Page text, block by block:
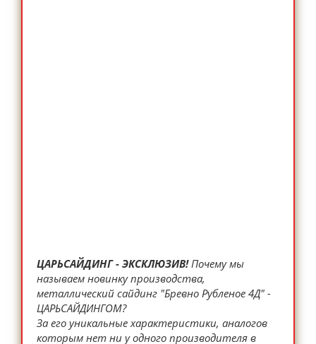
ЦАРЬСАЙДИНГ - ЭКСКЛЮЗИВ!Почему мы
называем новинку производства,
металлический сайдинг "Бревно Рубленое 4Д" -
ЦАРЬСАЙДИНГОМ?
За его уникальные характеристики, аналогов
которым нет ни у одного производителя в